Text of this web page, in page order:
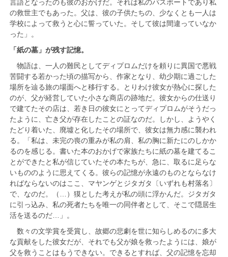
言語となったのも彼のおかげだ。それは私のパスポートであり私
の救世主でもあった。父は、彼の子供たちの、少なくとも一人は
学校によって救うと心に誓っていた。そして彼は間違っていなか
った」。
「紙の墓」が残す記憶。
物語は、一人の難民としてディプロムだけを頼りに異国で悪戦
苦闘する若かった頃の描写から、作家となり、幼少期に過ごした
場所を辿る旅の場面へと移行する。とりわけ彼女が熱心に探した
のが、父が経営していた小さな商店の跡地だ。彼女からの仕送り
で建てたその店は、若き日の彼女にとってディプロムがそうだっ
たように、亡き父が存在したことの証なのだ。しかし、ようやく
たどり着いた、廃墟と化したその場所で、彼女は無力感に襲われ
る。「私は、未完の喪の重みが私の肩、私の胸に新たにのしかか
るのを感じる。書いた本のおかげで家族たちに紙の墓を建てるこ
とができたと私が信じていたその本たちが、急に、取るに足らな
いもののように思えてくる。彼らの記憶が永遠のものとならなけ
ればならないのはここ、マヤンゲとジタガタ〔いずれも村落名〕
で、なのだ。（…）獏とした考えが私の頭に浮かんだ。ジタガタ
に引っ込み、私の死者たちを唯一の同伴者として、そこで隠居生
活を送るのだ…」。
数々の文学賞を受賞し、故郷の悲劇を世に知らしめるのに多大
な貢献をした彼女だが、それでも父が娘を救ったようには、娘が
父を救うことはもうできない。できるとすれば、父の記憶を忘却